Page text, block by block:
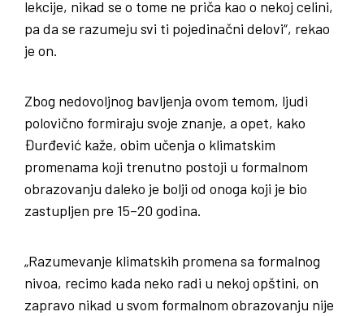
lekcije, nikad se o tome ne priča kao o nekoj celini,
pa da se razumeju svi ti pojedinačni delovi“, rekao
je on.
Zbog nedovoljnog bavljenja ovom temom, ljudi
polovično formiraju svoje znanje, a opet, kako
Đurđević kaže, obim učenja o klimatskim
promenama koji trenutno postoji u formalnom
obrazovanju daleko je bolji od onoga koji je bio
zastupljen pre 15–20 godina.
„Razumevanje klimatskih promena sa formalnog
nivoa, recimo kada neko radi u nekoj opštini, on
zapravo nikad u svom formalnom obrazovanju nije